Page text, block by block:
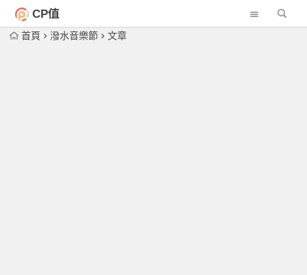
CP值
首頁 潑水音樂節 文章